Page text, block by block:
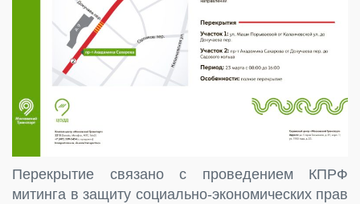
Перекрытие связано с проведением КПРФ
митинга в защиту социально-экономических прав